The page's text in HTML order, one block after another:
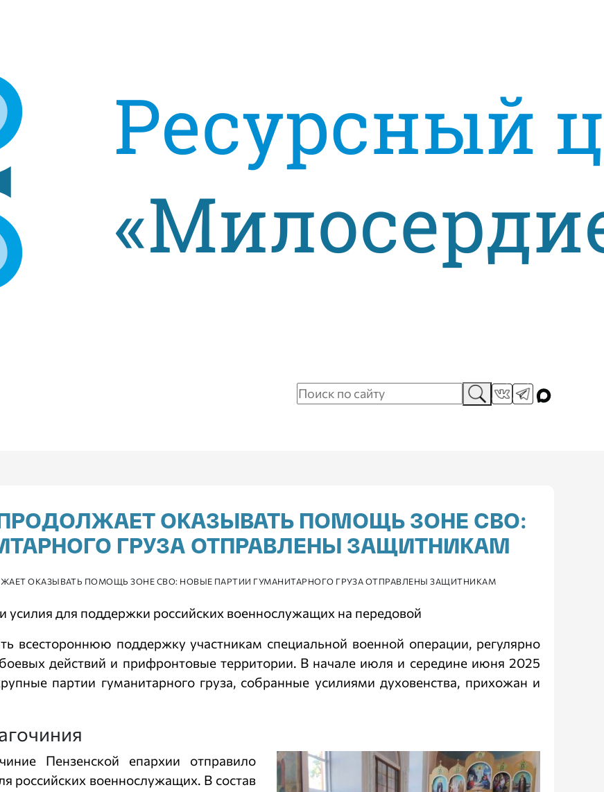
ОКАЗЫВАТЬ ПОМОЩЬ ЗОНЕ СВО:
ГРУЗА ОТПРАВЛЕНЫ ЗАЩИТНИКАМ
ОКАЗЫВАТЬ ПОМОЩЬ ЗОНЕ СВО: НОВЫЕ ПАРТИИ ГУМАНИТАРНОГО ГРУЗА ОТПРАВЛЕНЫ ЗАЩИТНИКАМ
для поддержки российских военнослужащих на передовой
всестороннюю поддержку участникам специальной военной операции, регулярно
действий и прифронтовые территории. В начале июля и середине июня 2025
партии гуманитарного груза, собранные усилиями духовенства, прихожан и
Пензенской епархии отправило
российских военнослужащих. В состав